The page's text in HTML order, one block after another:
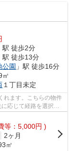
駅 徒歩2分
駅 徒歩13分
公園 」駅 徒歩16分
㎡
１丁目未定
れます。こちらの物件
応じて経路を選択で
等：5,000円 )
2ヶ月
㎡